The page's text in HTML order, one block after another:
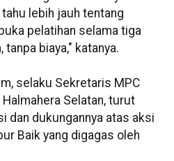
lebih jauh tentang
pelatihan selama tiga
biaya," katanya.
selaku Sekretaris MPC
Selatan, turut
dan dukungannya atas aksi
Baik yang digagas oleh